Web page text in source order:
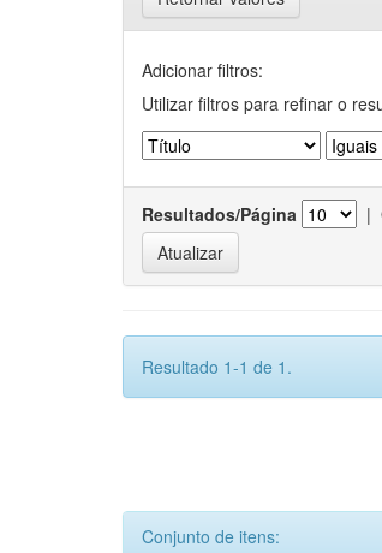
Adicionar filtros:
Utilizar filtros para refinar o
Resultados/Página |
Resultado 1-1 de 1.
Conjunto de itens: